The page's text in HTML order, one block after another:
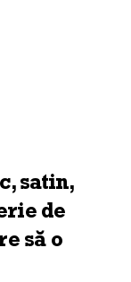
satin,
de
să o